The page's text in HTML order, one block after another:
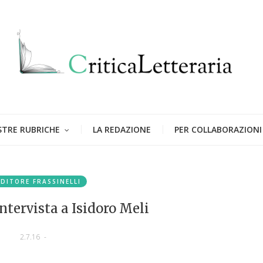
RUBRICHE LA REDAZIONE PER COLLABORAZIONI
FRASSINELLI
a Isidoro Meli
2.7.16 -